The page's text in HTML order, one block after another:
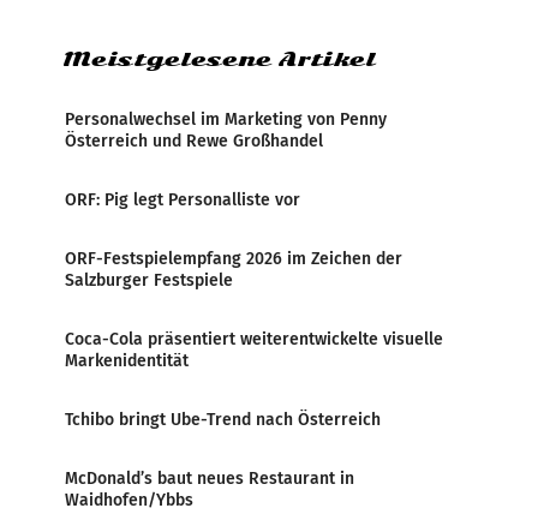
Meistgelesene Artikel
Personalwechsel im Marketing von Penny
Österreich und Rewe Großhandel
ORF: Pig legt Personalliste vor
ORF-Festspielempfang 2026 im Zeichen der
Salzburger Festspiele
Coca-Cola präsentiert weiterentwickelte visuelle
Markenidentität
Tchibo bringt Ube-Trend nach Österreich
McDonald’s baut neues Restaurant in
Waidhofen/Ybbs